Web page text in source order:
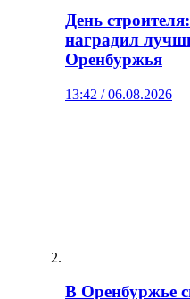
День
наградил
Оренбуржья
13:42 / 06.08.2026
В Оренбуржье